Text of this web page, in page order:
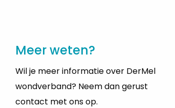
Meer weten?
Wil je meer informatie over DerMel
wondverband? Neem dan gerust
contact met ons op.